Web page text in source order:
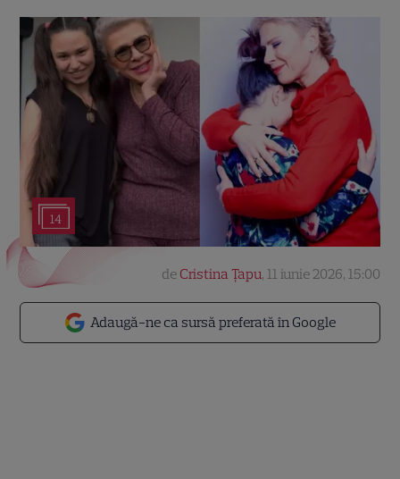
14
Adaugă-ne ca sursă preferată în Google
de Cristina Țapu, 11 iunie 2026, 15:00